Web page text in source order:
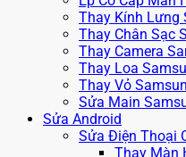
Thay Kính Lưng
Thay Chân Sạc
Thay Camera
Thay Loa
Thay Vỏ
Sửa Main
Sửa Android
Sửa Điện Thoại
Thay Màn